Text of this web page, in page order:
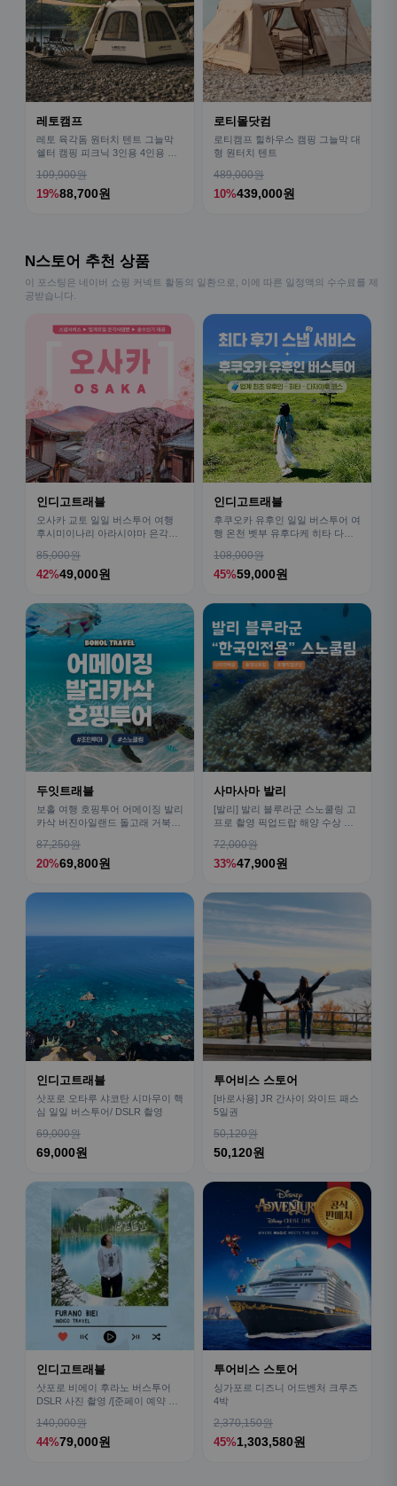
레토캠프
레토 육각돔 원터치 텐트 그늘막
쉘터 캠핑 피크닉 3인용 4인용 패
109,900원
19%88,700원
로티몰닷컴
로티캠프 힐하우스 캠핑 그늘막 대
형 원터치 텐트
489,000원
10%439,000원
N스토어 추천 상품
이 포스팅은 네이버 쇼핑 커넥트 활동의 일환으로, 이에 따른 일정액의 수수료를 제
공받습니다.
인디고트래블
오사카 교토 일일 버스투어 여행
후시미이나리 아라시야마 은각사
85,000원
42%49,000원
인디고트래블
후쿠오카 유후인 일일 버스투어 여
행 온천 벳부 유후다케 히타 다자
108,000원
45%59,000원
두잇트래블
보홀 여행 호핑투어 어메이징 발리
카삭 버진아일랜드 돌고래 거북이
87,250원
20%69,800원
사마사마 발리
[발리] 발리 블루라군 스노쿨링 고
프로 촬영 픽업드랍 해양 수상 액
72,000원
33%47,900원
인디고트래블
삿포로 오타루 샤코탄 시마무이 핵
심 일일 버스투어/ DSLR 촬영
69,000원
69,000원
투어비스 스토어
[바로사용] JR 간사이 와이드 패스
5일권
50,120원
50,120원
인디고트래블
삿포로 비에이 후라노 버스투어
DSLR 사진 촬영 /[준페이 예약 식
140,000원
44%79,000원
투어비스 스토어
싱가포르 디즈니 어드벤처 크루즈
4박
2,370,150원
45%1,303,580원